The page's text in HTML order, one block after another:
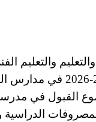
والتعليم
الدراسية